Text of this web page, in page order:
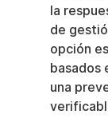
la
de
opción
basados
una